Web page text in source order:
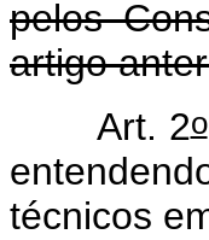
pelos
artigo
Art. 2o
técnicos